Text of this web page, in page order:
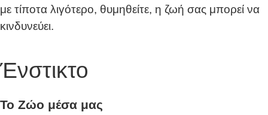
με τίποτα λιγότερο, θυμηθείτε, η ζωή σας μπορεί να
κινδυνεύει.
Ένστικτο
Το Ζώο μέσα μας